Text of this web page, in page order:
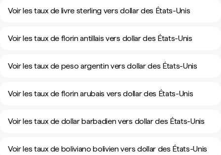
Voir les taux de livre sterling vers dollar des États-Unis
Voir les taux de florin antillais vers dollar des États-Unis
Voir les taux de peso argentin vers dollar des États-Unis
Voir les taux de florin arubais vers dollar des États-Unis
Voir les taux de dollar barbadien vers dollar des États-Unis
Voir les taux de boliviano bolivien vers dollar des États-Unis